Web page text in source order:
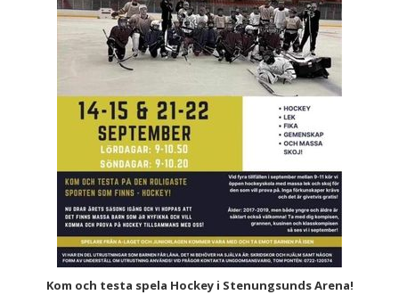
Kom och testa spela Hockey i Stenungsunds Arena!